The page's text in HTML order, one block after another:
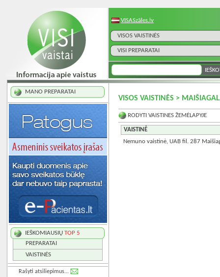
VISASzāles.lv
VISOS VAISTINĖS
VISI PREPARATAI
MANO PREPARATAI
IEŠKOMIAUSIŲ TOP 5
PREPARATAI
VAISTINĖS
Rašyti atsiliepimus...
VISOS VAISTINĖS >
RODYTI VAISTINES ŽEMĖLAPYJE
VAISTINĖ
Nemuno vaistinė, UAB fil. 287